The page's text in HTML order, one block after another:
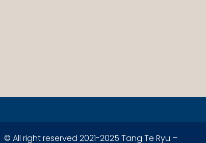
© All right reserved 2021-2025 Tang Te Ryu –